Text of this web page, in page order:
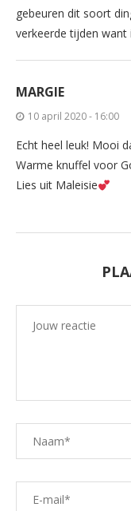
gebeuren dit soort
verkeerde tijden
MARGIE
10 april 2020 - 16:00
Echt heel leuk! Mooi
Warme knuffel voor
Lies uit Maleisie